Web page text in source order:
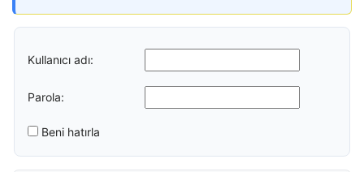
Kullanıcı adı:
Parola:
Beni hatırla